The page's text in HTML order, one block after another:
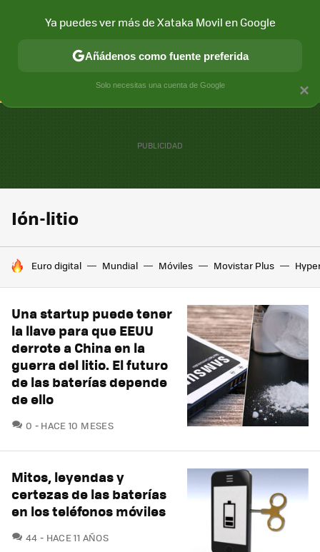
CONECTIVIDAD MÓVIL Y SOCIEDAD APLICACIONES
Ión-litio
HOY SE HABLA DE
Euro digital Mundial Móviles Movistar Plus
Una startup puede tener
la llave para que EEUU
derrote a China en la
guerra del litio. El futuro
de las baterías depende
de ello
0 COMENTARIOS
HACE 10 MESES
Mitos, leyendas y
certezas de las baterías
en los teléfonos móviles
44 COMENTARIOS
HACE 11 AÑOS
×
Ya puedes ver más de Xataka Movil en Google
Añádenos como fuente preferida
Solo necesitas una cuenta de Google